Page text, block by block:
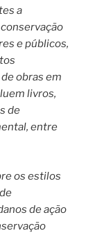
a
e públicos,
obras em
livros,
de
entre
os estilos
de ação